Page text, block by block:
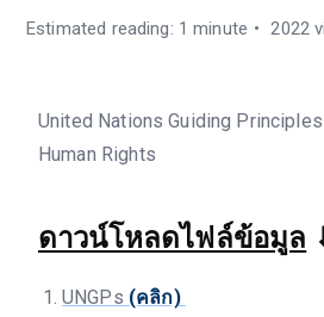
Estimated reading: 1 minute 2022
United Nations Guiding
Human Rights
ดาวน์โหลดไฟล์ข้อมูล
UNGPs (คลิก)